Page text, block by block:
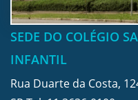
SEDE DO COLÉGIO
INFANTIL
Rua Duarte da Costa,